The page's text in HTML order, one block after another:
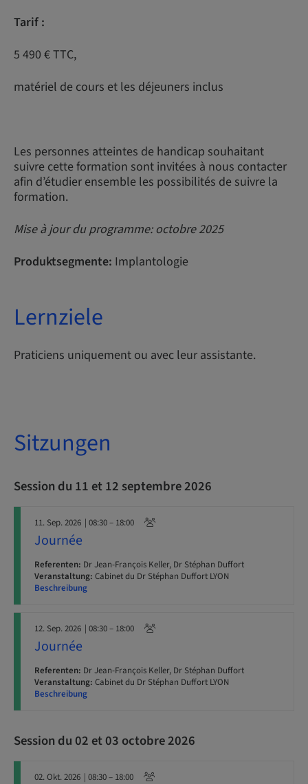
Tarif :
5 490 € TTC,
matériel de cours et les déjeuners inclus
Les personnes atteintes de handicap souhaitant
suivre cette formation sont invitées à nous contacter
afin d’étudier ensemble les possibilités de suivre la
formation.
Mise à jour du programme: octobre 2025
Produktsegmente: Implantologie
Lernziele
Praticiens uniquement ou avec leur assistante.
Sitzungen
Session du 11 et 12 septembre 2026
11. Sep. 2026 | 08:30 – 18:00
Journée
Referenten: Dr Jean-François Keller, Dr Stéphan Duffort
Veranstaltung: Cabinet du Dr Stéphan Duffort LYON
Beschreibung
12. Sep. 2026 | 08:30 – 18:00
Journée
Referenten: Dr Jean-François Keller, Dr Stéphan Duffort
Veranstaltung: Cabinet du Dr Stéphan Duffort LYON
Beschreibung
Session du 02 et 03 octobre 2026
02. Okt. 2026 | 08:30 – 18:00